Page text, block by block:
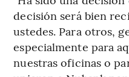
decisión será bien
ustedes. Para otros,
especialmente para
nuestras oficinas o